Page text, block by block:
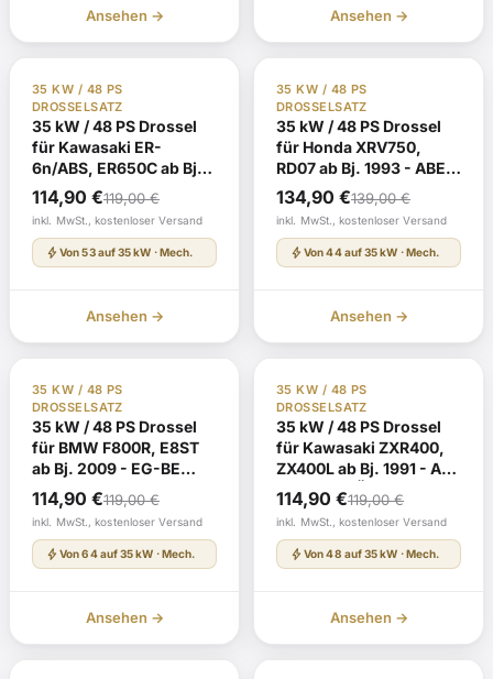
Ansehen → Ansehen →
35 KW / 48 PS
DROSSELSATZ
35 kW / 48 PS Drossel
für Kawasaki ER-
6n/ABS, ER650C ab Bj.
2009 - EG-BE
e1*2002/24*0409* mit
TÜV-Gutachten
119,00€
Ursprünglicher
Preis
war:
114,90 €
Aktueller
Preis
ist:
inkl. MwSt., kostenloser Versand
bolt Von 53 auf 35 kW · Mech.
Ansehen →
35 KW / 48 PS
DROSSELSATZ
35 kW / 48 PS Drossel
für Honda XRV750,
RD07 ab Bj. 1993 - ABE
G317 mit TÜV-
Gutachten
139,00€
Ursprünglicher
Preis
war:
134,90 €
Aktueller
Preis
ist:
inkl. MwSt., kostenloser Versand
bolt Von 44 auf 35 kW · Mech.
Ansehen →
35 KW / 48 PS
DROSSELSATZ
35 kW / 48 PS Drossel
für BMW F800R, E8ST
ab Bj. 2009 - EG-BE
e1*2002/24*0283* mit
TÜV-Gutachten
119,00€
Ursprünglicher
Preis
war:
114,90 €
Aktueller
Preis
ist:
inkl. MwSt., kostenloser Versand
bolt Von 64 auf 35 kW · Mech.
Ansehen →
35 KW / 48 PS
DROSSELSATZ
35 kW / 48 PS Drossel
für Kawasaki ZXR400,
ZX400L ab Bj. 1991 - ABE
F669 mit TÜV-
Gutachten
119,00€
Ursprünglicher
Preis
war:
114,90 €
Aktueller
Preis
ist:
inkl. MwSt., kostenloser Versand
bolt Von 48 auf 35 kW · Mech.
Ansehen →